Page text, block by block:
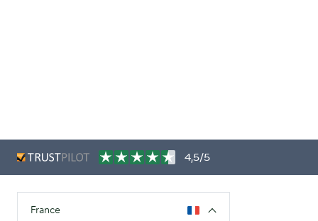
4,5/5
France